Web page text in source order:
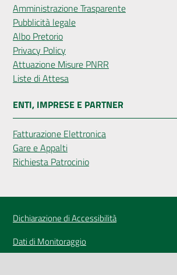
Amministrazione Trasparente
Pubblicità legale
Albo Pretorio
Privacy Policy
Attuazione Misure PNRR
Liste di Attesa
ENTI, IMPRESE E PARTNER
Fatturazione Elettronica
Gare e Appalti
Richiesta Patrocinio
Dichiarazione di Accessibilità
Dati di Monitoraggio